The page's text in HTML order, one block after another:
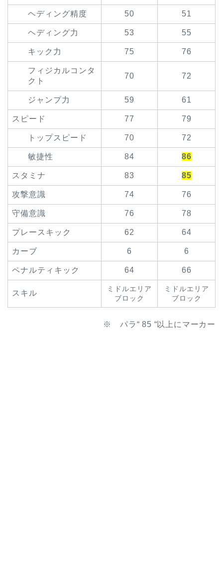
ヘディング精度 50 51
ヘディング力 53 55
キック力 75 76
フィジカルコンタ
クト
70 72
ジャンプ力 59 61
スピード 77 79
トップスピード 70 72
敏捷性 84 86
スタミナ 83 85
攻撃意識 74 76
守備意識 76 78
プレースキック 62 64
カーブ 6 6
ペナルティキック 64 66
スキル
ミドルエリア
ブロック
ミドルエリア
ブロック
※ パラ“ 85 “以上にマーカー